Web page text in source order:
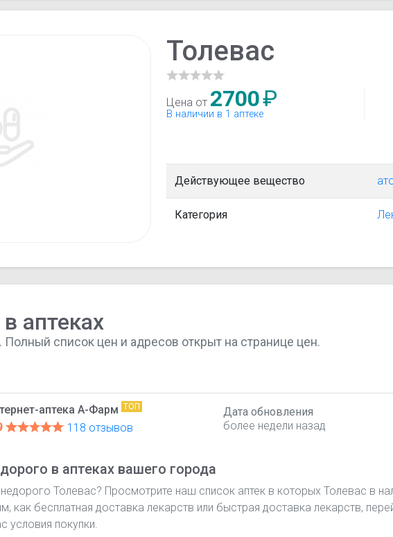
Толевас
Цена от 2700₽
В наличии в 1 аптеке
Действующее вещество
Категория
аптеках
Полный список цен и адресов открыт на странице цен.
аптека А-Фарм ТОП
118 отзывов
Дата обновления
более недели назад
в аптеках вашего города
недорого Толевас? Просмотрите наш список аптек в которых Толевас в
как бесплатная доставка лекарств или быстрая доставка лекарств,
условия покупки.